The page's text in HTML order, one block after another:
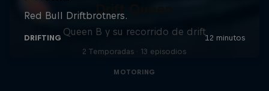
Drift Queen
Queen B y su recorrido de drift
2 Temporadas · 13 episodios
MOTORING